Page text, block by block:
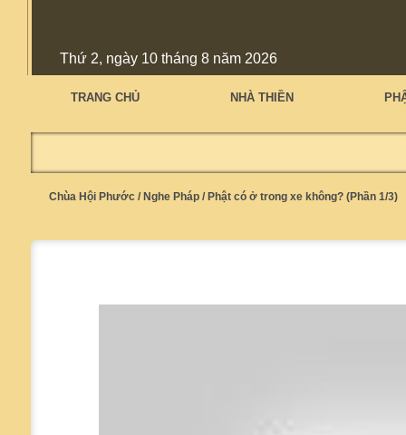
Thứ 2, ngày 10 tháng 8 năm 2026
TRANG CHỦ NHÀ THIỀN
Chùa Hội Phước / Nghe Pháp / Phật có ở trong xe không? (Phần 1/3)